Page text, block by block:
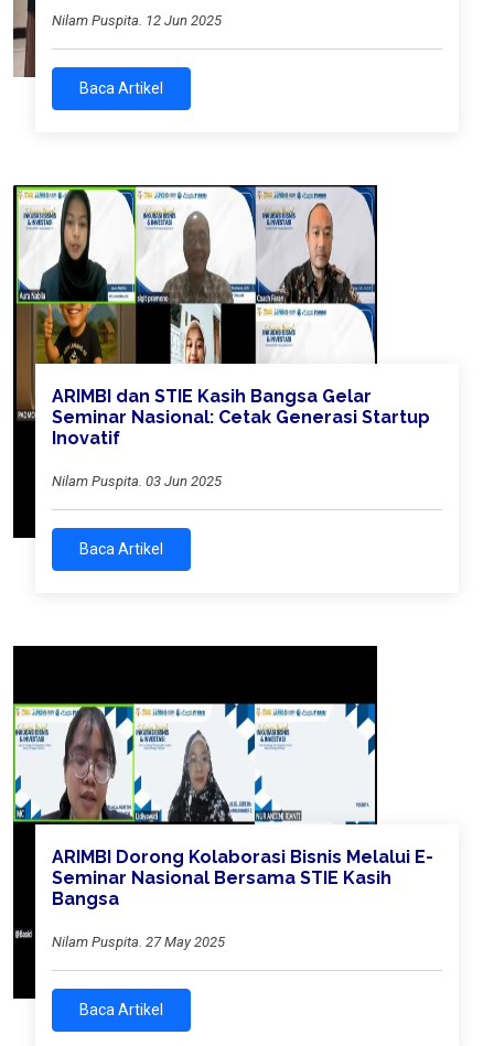
Nilam Puspita. 12 Jun 2025
Baca Artikel
ARIMBI dan STIE Kasih Bangsa Gelar
Seminar Nasional: Cetak Generasi Startup
Inovatif
Nilam Puspita. 03 Jun 2025
Baca Artikel
ARIMBI Dorong Kolaborasi Bisnis Melalui E-
Seminar Nasional Bersama STIE Kasih
Bangsa
Nilam Puspita. 27 May 2025
Baca Artikel